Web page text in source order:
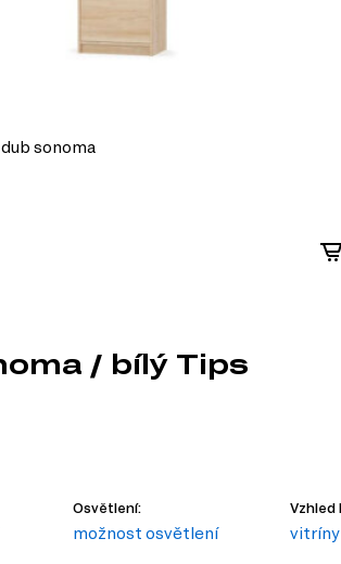
sonoma
/ bílý Tips
Osvětlení:
možnost osvětlení
Vzhled
vitríny